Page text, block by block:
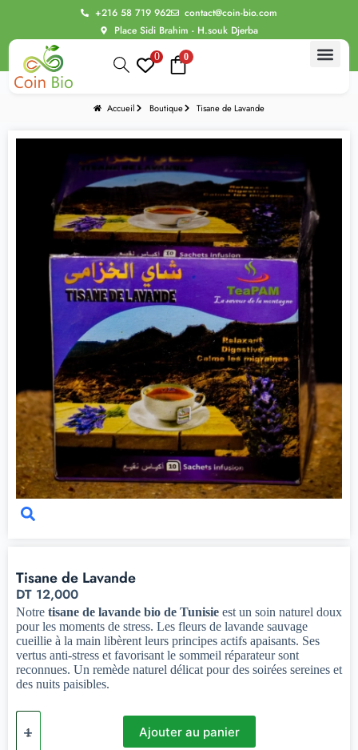
+216 58 719 962
contact@coin-bio.com
Place Sidi Brahim - H.souk Djerba
0
0
Accueil Boutique Tisane de Lavande
Tisane de Lavande
DT 12,000
Notre tisane de lavande bio de Tunisie est un soin naturel doux
pour les moments de stress. Les fleurs de lavande sauvage
cueillie à la main libèrent leurs principes actifs apaisants. Ses
vertus anti-stress et favorisant le sommeil réparateur sont
reconnues. Un remède naturel délicat pour des soirées sereines et
des nuits paisibles.
Ajouter au panier